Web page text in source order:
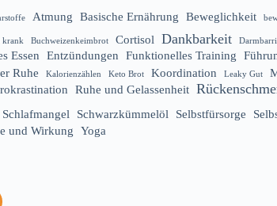
Atmung Basische Ernährung Beweglichkeit
krank Buchweizenkeimbrot Cortisol Dankbarkeit
Essen Entzündungen Funktionelles Training
Ruhe Kalorienzählen Keto Brot Koordination Leaky Gut
Ruhe und Gelassenheit
Schlafmangel Schwarzkümmelöl Selbstfürsorge
und Wirkung Yoga